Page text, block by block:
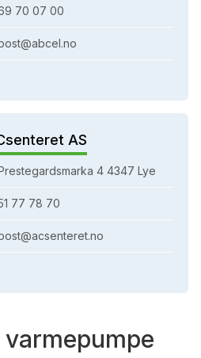
70 07 00
AS
4 4347 Lye
77 78 70